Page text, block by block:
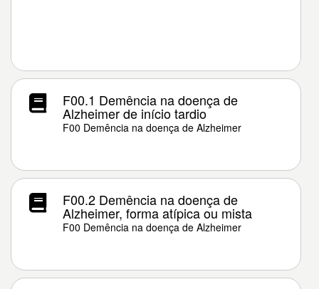
F00.1 Demência na doença de
Alzheimer de início tardio
F00 Demência na doença de Alzheimer
F00.2 Demência na doença de
Alzheimer, forma atípica ou mista
F00 Demência na doença de Alzheimer